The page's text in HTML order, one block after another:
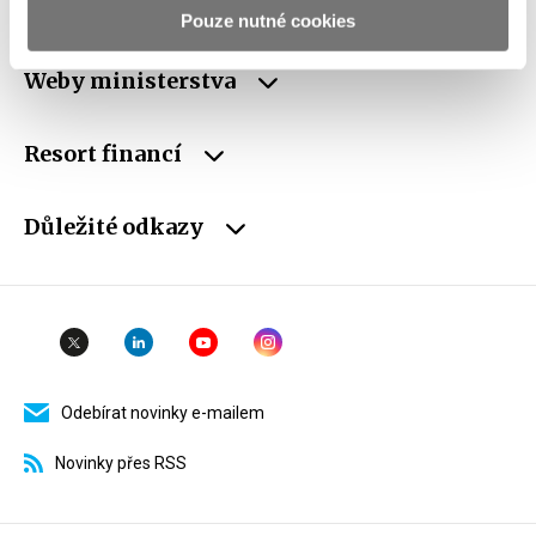
Pouze nutné cookies
Weby ministerstva
Resort financí
Důležité odkazy
Odebírat novinky e-mailem
Novinky přes RSS